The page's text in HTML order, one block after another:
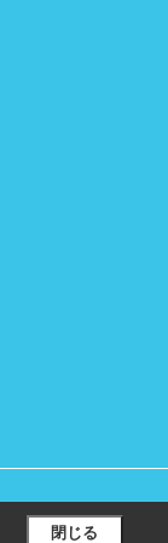
閉じる